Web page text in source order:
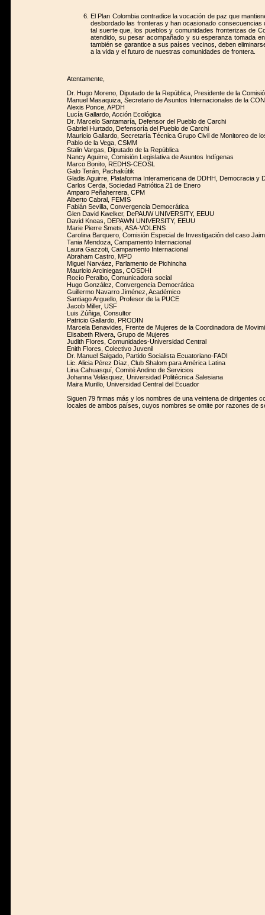
El Plan Colombia contradice la vocación de paz que
desbordado las fronteras y han ocasionado
tal suerte que, los pueblos y comunidades fronterizas de
atendido, su pesar acompañado y su esperanza tomada
también se garantice a sus países vecinos, deben
a la vida y el futuro de nuestras comunidades de frontera.
Atentamente,
Dr. Hugo Moreno, Diputado de la República, Presidente de la
Manuel Masaquiza, Secretario de Asuntos Internacionales de la
Alexis Ponce, APDH
Lucía Gallardo, Acción Ecológica
Dr. Marcelo Santamaría, Defensor del Pueblo de Carchi
Gabriel Hurtado, Defensoría del Pueblo de Carchi
Mauricio Gallardo, Secretaría Técnica Grupo Civil de Monitoreo de
Pablo de la Vega, CSMM
Stalin Vargas, Diputado de la República
Nancy Aguirre, Comisión Legislativa de Asuntos Indígenas
Marco Bonito, REDHS-CEOSL
Galo Terán, Pachakútik
Gladis Aguirre, Plataforma Interamericana de DDHH, Democracia y
Carlos Cerda, Sociedad Patriótica 21 de Enero
Amparo Peñaherrera, CPM
Alberto Cabral, FEMIS
Fabián Sevilla, Convergencia Democrática
Glen David Kwelker, DePAUW UNIVERSITY, EEUU
David Kneas, DEPAWN UNIVERSITY, EEUU
Marie Pierre Smets, ASA-VOLENS
Carolina Barquero, Comisión Especial de Investigación del caso
Tania Mendoza, Campamento Internacional
Laura Gazzoti, Campamento Internacional
Abraham Castro, MPD
Miguel Narváez, Parlamento de Pichincha
Mauricio Arciniegas, COSDHI
Rocío Peralbo, Comunicadora social
Hugo González, Convergencia Democrática
Guillermo Navarro Jiménez, Académico
Santiago Arguello, Profesor de la PUCE
Jacob Miller, USF
Luis Zúñiga, Consultor
Patricio Gallardo, PRODIN
Marcela Benavides, Frente de Mujeres de la Coordinadora de
Elisabeth Rivera, Grupo de Mujeres
Judith Flores, Comunidades-Universidad Central
Enith Flores, Colectivo Juvenil
Dr. Manuel Salgado, Partido Socialista Ecuatoriano-FADI
Lic. Alicia Pérez Díaz, Club Shalom para América Latina
Lina Cahuasquí, Comité Andino de Servicios
Johanna Velásquez, Universidad Politécnica Salesiana
Maira Murillo, Universidad Central del Ecuador
Siguen 79 firmas más y los nombres de una veintena de dirigentes
locales de ambos países, cuyos nombres se omite por razones de